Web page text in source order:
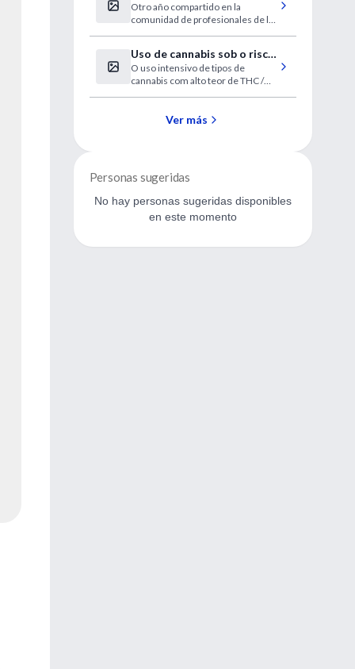
felices Fiestas!
Otro año compartido en la
comunidad de profesionales de la
Uso de cannabis sob o risco
de psicose e trantornos
afetivos.
O uso intensivo de tipos de
cannabis com alto teor de THC /
Ver más
Personas sugeridas
No hay personas sugeridas disponibles
en este momento